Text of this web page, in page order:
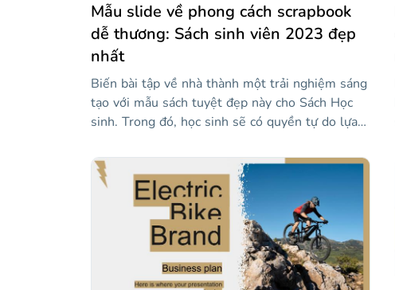
Mẫu slide về phong cách scrapbook
dễ thương: Sách sinh viên 2023 đẹp
nhất
Biến bài tập về nhà thành một trải nghiệm sáng
tạo với mẫu sách tuyệt đẹp này cho Sách Học
sinh. Trong đó, học sinh sẽ có quyền tự do lựa
nguyên được đưa vào sẽ giúp họ minh họa ý
tưởng của mình và định dạng cho phép nó được
in, và thậm chí ràng buộc nó! Tải xuống ngay
bây giờ và biến bài học của bạn thành một bài
học mà họ sẽ không bao giờ quên với thiết kế
đầy động vật và sự sáng tạo này.